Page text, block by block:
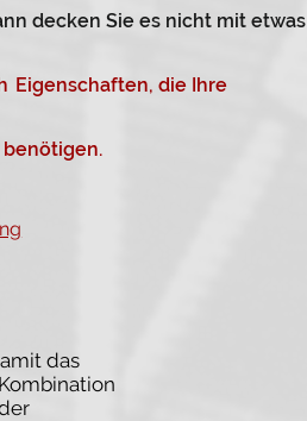
decken Sie es nicht mit etwas
Eigenschaften, die Ihre
das